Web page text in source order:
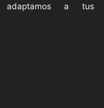
adaptamos a tus